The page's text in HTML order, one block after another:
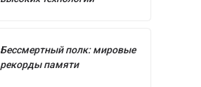
Бессмертный полк: мировые
рекорды памяти